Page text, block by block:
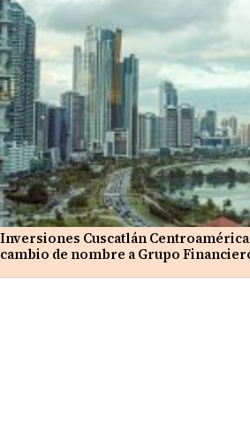
Inversiones Cuscatlán
cambio de nombre a Grupo